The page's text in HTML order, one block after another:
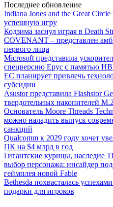
Последнее обновление
Indiana Jones and the Great
успешную игру
Кодзима заснул играя в Death
COVENANT – представлен
первого лица
Microsoft представила
спецверсию Epyc с памятью
ЕС планирует привлечь
субсидии
Asustor представила Flashstor
твердотельных накопителей M.2
Основатель Moore Threads
можно наладить выпуск
санкций
Qualcomm к 2029 году хочет
ПК на $4 млрд в год
Гигантские курицы, наследие
выбор персонажа: инсайдер
геймплея новой Fable
Bethesda похвасталась
подарки для игроков